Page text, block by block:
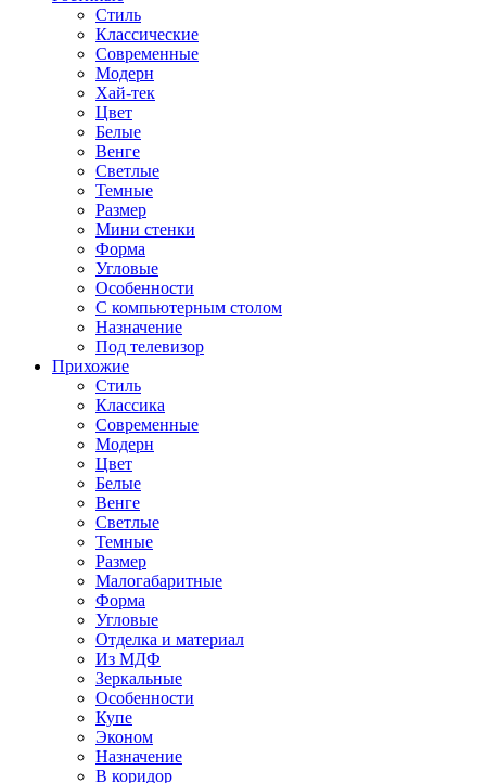
Стиль
Классические
Современные
Модерн
Хай-тек
Цвет
Белые
Венге
Светлые
Темные
Размер
Мини стенки
Форма
Угловые
Особенности
С компьютерным столом
Назначение
Под телевизор
Прихожие
Стиль
Классика
Современные
Модерн
Цвет
Белые
Венге
Светлые
Темные
Размер
Малогабаритные
Форма
Угловые
Отделка и материал
Из МДФ
Зеркальные
Особенности
Купе
Эконом
Назначение
В коридор